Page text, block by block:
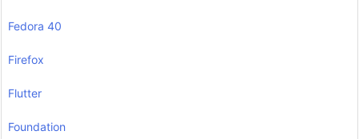
Fedora 40
Firefox
Flutter
Foundation